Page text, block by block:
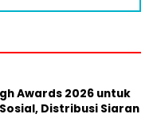
Awards 2026 untuk
Distribusi Siaran